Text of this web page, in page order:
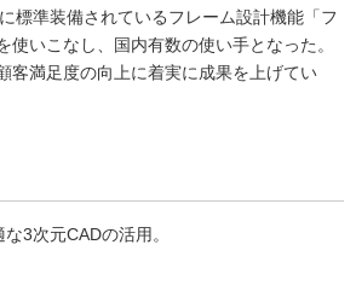
標準装備されているフレーム設計機能「フ
使いこなし、国内有数の使い手となった。
客満足度の向上に着実に成果を上げてい
3次元CADの活用。